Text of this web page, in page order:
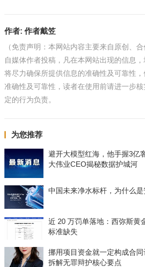
作者: 作者戴笠
（免责声明：本网站内容主要来自原创、
自媒体作者投稿，凡在本网站出现的信息
将尽力确保所提供信息的准确性及可靠性
准确性及可靠性，读者在使用前请进一步
定的行为负责。
为您推荐
避开大模型红海，他手握3亿
大伟业CEO揭秘数据护城河
中国未来净水标杆，为什么是
近 20 万罚单落地：西弥斯黄
标准缺失
挪用项目资金就一定构成合
拆解无罪辩护核心要点